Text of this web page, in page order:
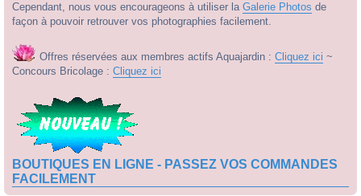
Cependant, nous vous encourageons à utiliser la Galerie Photos de
façon à pouvoir retrouver vos photographies facilement.
Offres réservées aux membres actifs Aquajardin : Cliquez ici ~
Concours Bricolage : Cliquez ici
BOUTIQUES EN LIGNE - PASSEZ VOS COMMANDES
FACILEMENT